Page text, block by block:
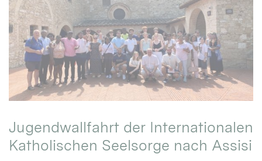
Jugendwallfahrt der Internationalen
Katholischen Seelsorge nach Assisi